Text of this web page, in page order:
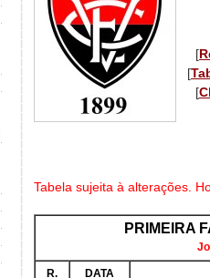
[
[
[
Tabela sujeita à alterações.
PRIMEIRA
R. DATA